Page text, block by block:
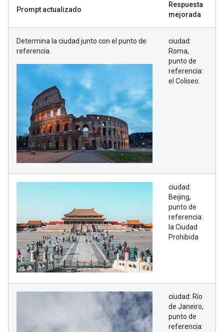
Prompt actualizado
Respuesta
mejorada
Determina la ciudad junto con el punto de
referencia.
ciudad:
Roma,
punto de
referencia:
el Coliseo.
ciudad:
Beijing,
punto de
referencia:
la Ciudad
Prohibida
ciudad: Río
de Janeiro,
punto de
referencia: